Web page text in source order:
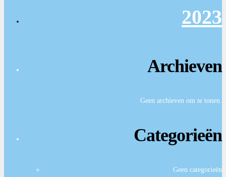
2023
Archieven
Geen archieven om te tonen.
Categorieën
Geen categorieën